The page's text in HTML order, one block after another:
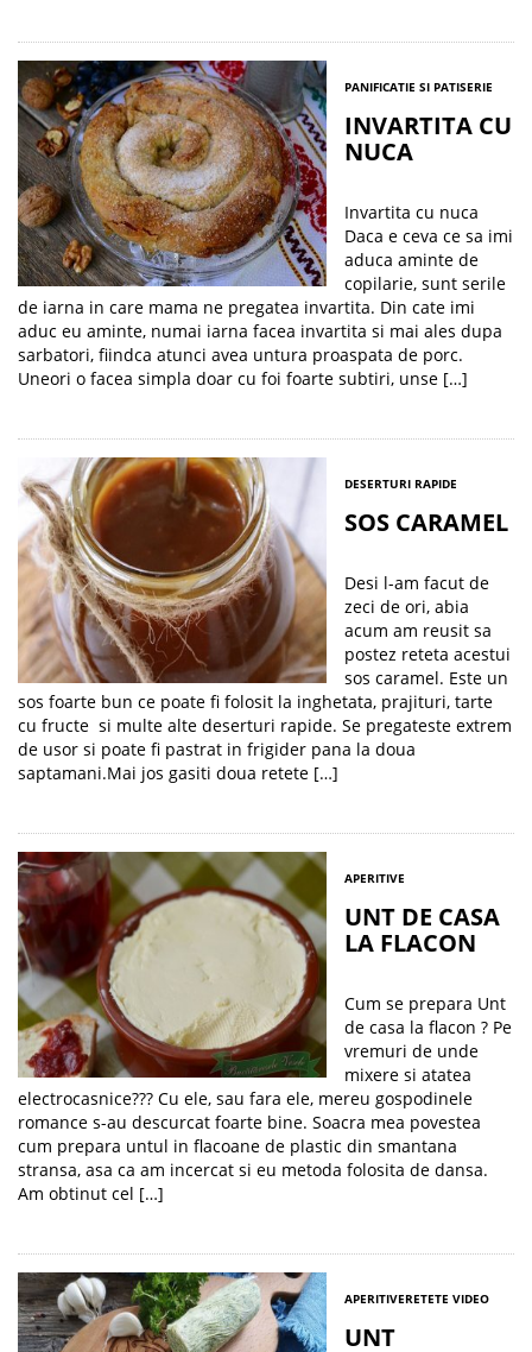
PANIFICATIE SI PATISERIE
INVARTITA CU
NUCA
Invartita cu nuca
Daca e ceva ce sa imi
aduca aminte de
copilarie, sunt serile
de iarna in care mama ne pregatea invartita. Din cate imi
aduc eu aminte, numai iarna facea invartita si mai ales dupa
sarbatori, fiindca atunci avea untura proaspata de porc.
Uneori o facea simpla doar cu foi foarte subtiri, unse […]
DESERTURI RAPIDE
SOS CARAMEL
Desi l-am facut de
zeci de ori, abia
acum am reusit sa
postez reteta acestui
sos caramel. Este un
sos foarte bun ce poate fi folosit la inghetata, prajituri, tarte
cu fructe si multe alte deserturi rapide. Se pregateste extrem
de usor si poate fi pastrat in frigider pana la doua
saptamani.Mai jos gasiti doua retete […]
APERITIVE
UNT DE CASA
LA FLACON
Cum se prepara Unt
de casa la flacon ? Pe
vremuri de unde
mixere si atatea
electrocasnice??? Cu ele, sau fara ele, mereu gospodinele
romance s-au descurcat foarte bine. Soacra mea povestea
cum prepara untul in flacoane de plastic din smantana
stransa, asa ca am incercat si eu metoda folosita de dansa.
Am obtinut cel […]
APERITIVERETETE VIDEO
UNT